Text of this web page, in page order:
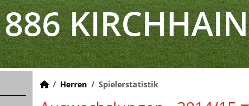
KIRCHHAIN
Herren Spielerstatistik